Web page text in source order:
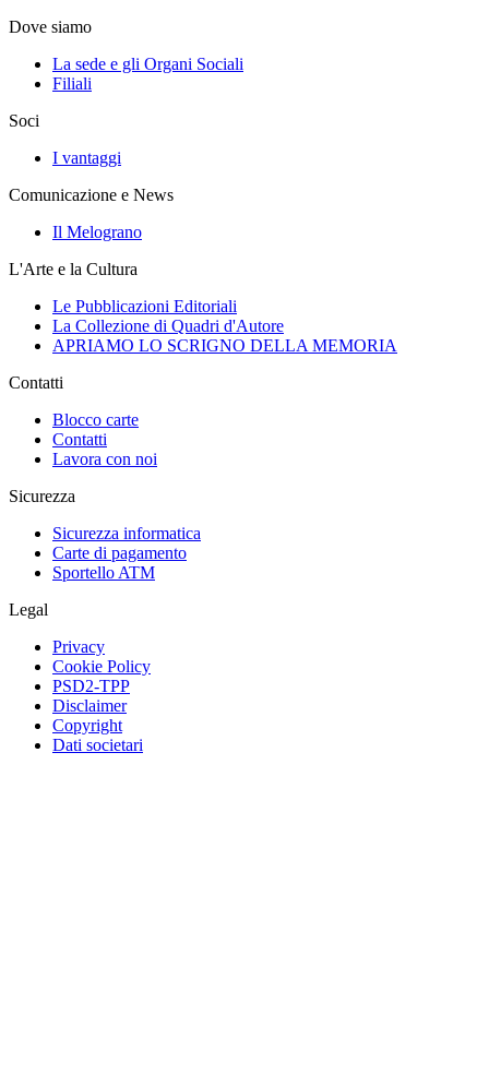
Dove siamo
La sede e gli Organi Sociali
Filiali
Soci
I vantaggi
Comunicazione e News
Il Melograno
L'Arte e la Cultura
Le Pubblicazioni Editoriali
La Collezione di Quadri d'Autore
APRIAMO LO SCRIGNO DELLA MEMORIA
Contatti
Blocco carte
Contatti
Lavora con noi
Sicurezza
Sicurezza informatica
Carte di pagamento
Sportello ATM
Legal
Privacy
Cookie Policy
PSD2-TPP
Disclaimer
Copyright
Dati societari